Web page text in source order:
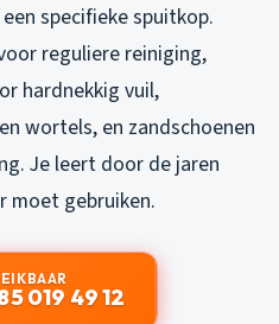
specifieke spuitkop.
reguliere reiniging,
hardnekkig vuil,
wortels, en zandschoenen
Je leert door de jaren
moet gebruiken.
019 49 12